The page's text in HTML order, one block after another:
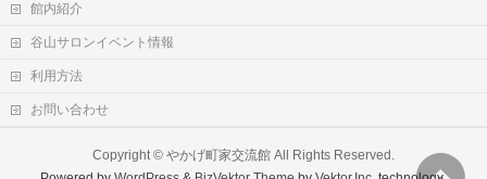
館内紹介
谷山サロンイベント情報
利用方法
お問い合わせ
Copyright © やかげ町家交流館All Rights Reserved.